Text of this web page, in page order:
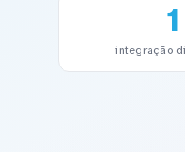
1
integração